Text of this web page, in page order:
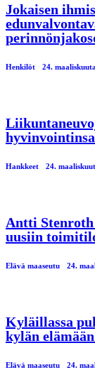
Jokaisen
Henkilöt 24.
Hankkeet 24.
Antti
uusiin
Elävä maaseutu 24.
Kyläillassa
kylän
Elävä maaseutu 24.